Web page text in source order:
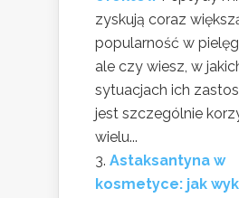
zyskują coraz
popularność w
ale czy wiesz, w
sytuacjach ich
jest szczególnie
wielu...
Astaksantyna w
kosmetyce: jak